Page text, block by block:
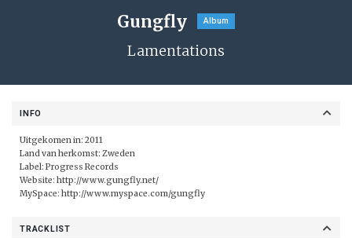
Gungfly Album
Lamentations
INFO
Uitgekomen in: 2011
Land van herkomst: Zweden
Label: Progress Records
Website: http://www.gungfly.net/
MySpace: http://www.myspace.com/gungfly
TRACKLIST